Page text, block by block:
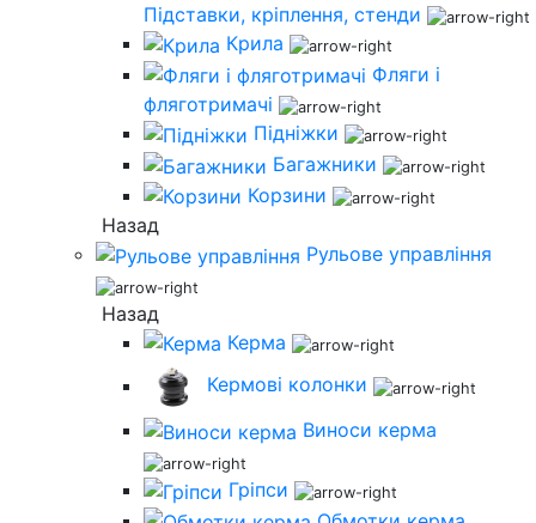
Підставки, кріплення, стенди
Крила
Фляги і
фляготримачі
Підніжки
Багажники
Корзини
Назад
Рульове управління
Назад
Керма
Кермові колонки
Виноси керма
Гріпси